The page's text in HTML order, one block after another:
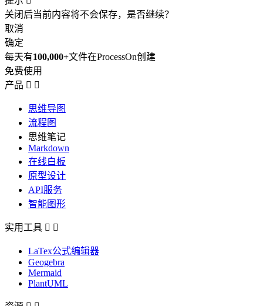
关闭后当前内容将不会保存，是否继续？
取消
确定
每天有100,000+文件在ProcessOn创建
免费使用
产品  
思维导图
流程图
思维笔记
Markdown
在线白板
原型设计
API服务
智能图形
实用工具  
LaTex公式编辑器
Geogebra
Mermaid
PlantUML